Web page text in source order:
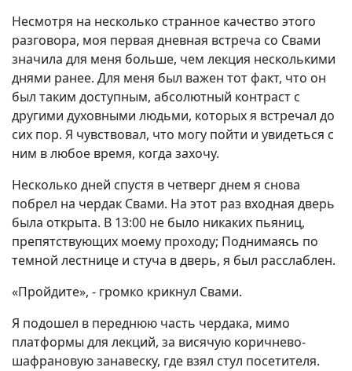
Несмотря на несколько странное качество этого
разговора, моя первая дневная встреча со Свами
значила для меня больше, чем лекция несколькими
днями ранее. Для меня был важен тот факт, что он
был таким доступным, абсолютный контраст с
другими духовными людьми, которых я встречал до
сих пор. Я чувствовал, что могу пойти и увидеться с
ним в любое время, когда захочу.
Несколько дней спустя в четверг днем я снова
побрел на чердак Свами. На этот раз входная дверь
была открыта. В 13:00 не было никаких пьяниц,
препятствующих моему проходу; Поднимаясь по
темной лестнице и стуча в дверь, я был расслаблен.
«Пройдите», - громко крикнул Свами.
Я подошел в переднюю часть чердака, мимо
платформы для лекций, за висячую коричнево-
шафрановую занавеску, где взял стул посетителя.